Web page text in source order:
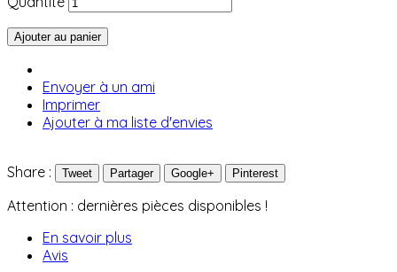
Ajouter au panier
Envoyer à un ami
Imprimer
Ajouter à ma liste d'envies
Share : Tweet Partager Google+ Pinterest
Attention : dernières pièces disponibles !
En savoir plus
Avis